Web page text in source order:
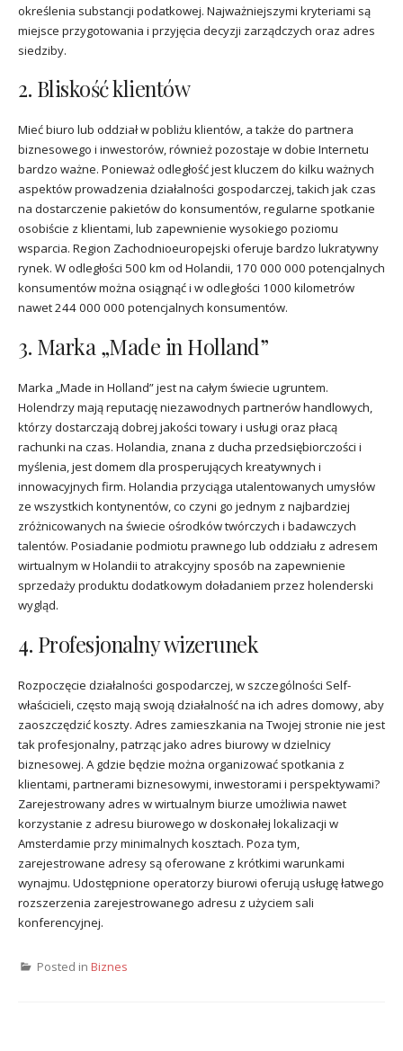
określenia substancji podatkowej. Najważniejszymi kryteriami są
miejsce przygotowania i przyjęcia decyzji zarządczych oraz adres
siedziby.
2. Bliskość klientów
Mieć biuro lub oddział w pobliżu klientów, a także do partnera
biznesowego i inwestorów, również pozostaje w dobie Internetu
bardzo ważne. Ponieważ odległość jest kluczem do kilku ważnych
aspektów prowadzenia działalności gospodarczej, takich jak czas
na dostarczenie pakietów do konsumentów, regularne spotkanie
osobiście z klientami, lub zapewnienie wysokiego poziomu
wsparcia. Region Zachodnioeuropejski oferuje bardzo lukratywny
rynek. W odległości 500 km od Holandii, 170 000 000 potencjalnych
konsumentów można osiągnąć i w odległości 1000 kilometrów
nawet 244 000 000 potencjalnych konsumentów.
3. Marka „Made in Holland”
Marka „Made in Holland” jest na całym świecie ugruntem.
Holendrzy mają reputację niezawodnych partnerów handlowych,
którzy dostarczają dobrej jakości towary i usługi oraz płacą
rachunki na czas. Holandia, znana z ducha przedsiębiorczości i
myślenia, jest domem dla prosperujących kreatywnych i
innowacyjnych firm. Holandia przyciąga utalentowanych umysłów
ze wszystkich kontynentów, co czyni go jednym z najbardziej
zróżnicowanych na świecie ośrodków twórczych i badawczych
talentów. Posiadanie podmiotu prawnego lub oddziału z adresem
wirtualnym w Holandii to atrakcyjny sposób na zapewnienie
sprzedaży produktu dodatkowym doładaniem przez holenderski
wygląd.
4. Profesjonalny wizerunek
Rozpoczęcie działalności gospodarczej, w szczególności Self-
właścicieli, często mają swoją działalność na ich adres domowy, aby
zaoszczędzić koszty. Adres zamieszkania na Twojej stronie nie jest
tak profesjonalny, patrząc jako adres biurowy w dzielnicy
biznesowej. A gdzie będzie można organizować spotkania z
klientami, partnerami biznesowymi, inwestorami i perspektywami?
Zarejestrowany adres w wirtualnym biurze umożliwia nawet
korzystanie z adresu biurowego w doskonałej lokalizacji w
Amsterdamie przy minimalnych kosztach. Poza tym,
zarejestrowane adresy są oferowane z krótkimi warunkami
wynajmu. Udostępnione operatorzy biurowi oferują usługę łatwego
rozszerzenia zarejestrowanego adresu z użyciem sali
konferencyjnej.
Posted in Biznes